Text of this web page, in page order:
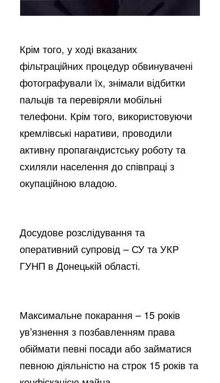
Крім того, у ході вказаних
фільтраційних процедур обвинувачені
фотографували їх, знімали відбитки
пальців та перевіряли мобільні
телефони. Крім того, використовуючи
кремлівські наративи, проводили
активну пропагандистську роботу та
схиляли населення до співпраці з
окупаційною владою.
Досудове розслідування та
оперативний супровід – СУ та УКР
ГУНП в Донецькій області.
Максимальне покарання – 15 років
ув’язнення з позбавленням права
обіймати певні посади або займатися
певною діяльністю на строк 15 років та